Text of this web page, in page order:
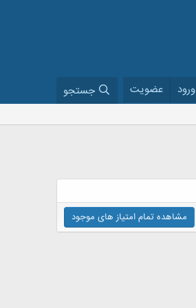
ورود عضویت جستجو
مشاهده تمام امتیاز های موجود